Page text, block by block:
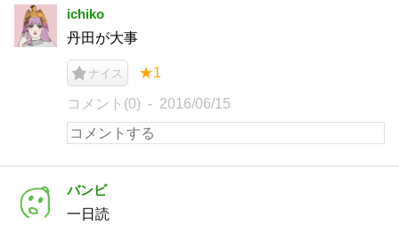
ichiko
丹田が大事
ナイス ★1
コメント(0) 2016/06/15
バンビ
一日読